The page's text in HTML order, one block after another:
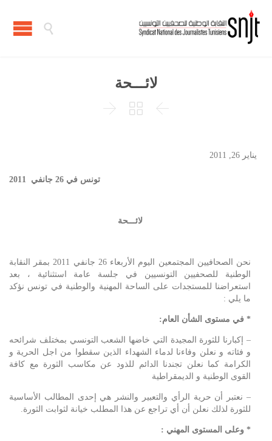

لائـــحة



يناير 26, 2011
تونس في 26 جانفي 2011
لائـــحة
نحن الصحافيين المجتمعين اليوم الأربعاء 26 جانفي 2011 بمقر النقابة
الوطنية للصحفيين التونسيين في جلسة عامة استثنائية ، بعد
استعراضنا للمستجدات على الساحة المهنية والوطنية في تونس نؤكد
ما يلي :
* في مستوى الشأن العام:
– إكبارنا للثورة المجيدة التي خاضها الشعب التونسي بمختلف شرائحه
و فئاته و نعلن وفاءنا لدماء الشهداء الذين سقطوا من اجل الحرية و
الكرامة كما نعلن تجندنا الدائم للذود عن مكاسب الثورة مع كافة
القوى الوطنية و الديمقراطية
– نعتبر أن حرية الرأي والتعبير والنشر هي إحدى المطالب الأساسية
للثورة لذلك نعلن أن أي تراجع عن هذا المطلب خيانة لثوابت الثورة.
* وعلى المستوى المهني :